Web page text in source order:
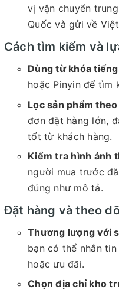
vị vận chuyển
Quốc và gửi về
Cách tìm kiếm và
Dùng từ khóa
hoặc Pinyin để tìm
Lọc sản phẩm
đơn đặt hàng lớn,
tốt từ khách hàng.
Kiểm tra hình ảnh
người mua trước
đúng như mô tả.
Đặt hàng và theo
Thương lượng với
bạn có thể nhắn
hoặc ưu đãi.
Chọn địa chỉ kho